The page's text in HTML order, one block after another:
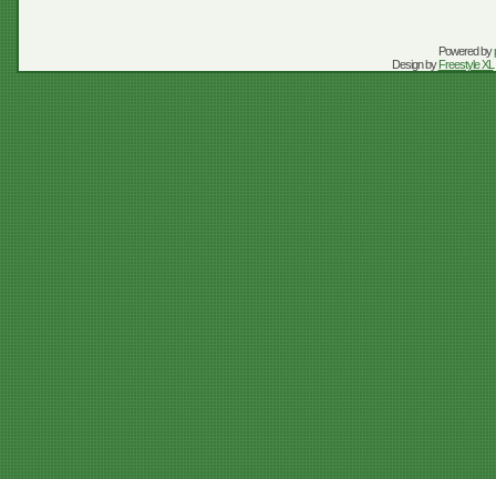
Powered by
Design byFreestyle XL